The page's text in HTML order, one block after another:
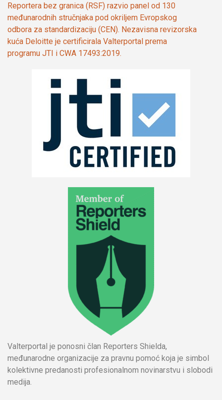
Reportera bez granica (RSF) razvio panel od 130
međunarodnih stručnjaka pod okriljem Evropskog
odbora za standardizaciju (CEN). Nezavisna revizorska
kuća Deloitte je certificirala Valterportal prema
programu JTI i CWA 17493:2019.
Valterportal je ponosni član Reporters Shielda,
međunarodne organizacije za pravnu pomoć koja je simbol
kolektivne predanosti profesionalnom novinarstvu i slobodi
medija.